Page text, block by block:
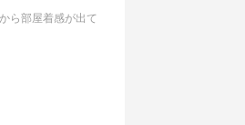
ら部屋着感が出て